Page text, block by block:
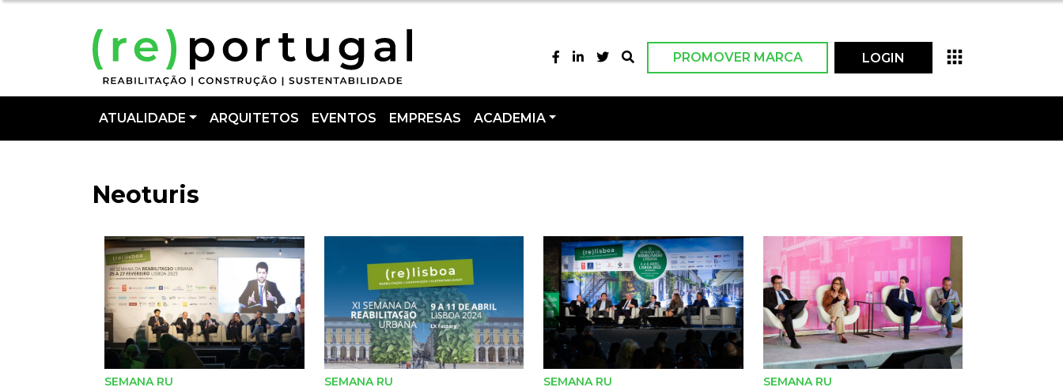
PROMOVER MARCA LOGIN
ATUALIDADE ARQUITETOS EVENTOS EMPRESAS ACADEMIA
Neoturis
SEMANA RU SEMANA RU SEMANA RU SEMANA RU